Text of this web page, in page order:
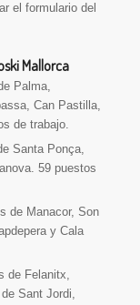
el formulario del
Mallorca
Palma,
Can Pastilla,
de trabajo.
Santa Ponça,
59 puestos
de Manacor, Son
y Cala
de Felanitx,
Sant Jordi,